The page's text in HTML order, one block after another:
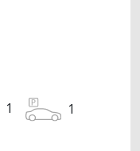
1 1